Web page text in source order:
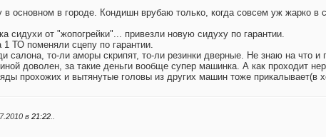
основном в городе. Кондишн врубаю только, когда совсем уж жарко в
сидухи от "жопогрейки"... привезли новую сидуху по гарантии.
ТО поменяли сцепу по гарантии.
салона, то-ли аморы скрипят, то-ли резинки дверные. Не знаю на что и
доволен, за такие деньги вообще супер машинка. А как проходит
прохожих и вытянутые головы из других машин тоже прикалывает(в
в 21:22